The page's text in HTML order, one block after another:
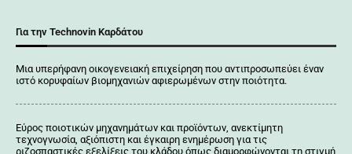
Για την Technovin Καρδάτου
Μια υπερήφανη οικογενειακή επιχείρηση που αντιπροσωπεύει έναν
ιστό κορυφαίων βιομηχανιών αφιερωμένων στην ποιότητα.
Εύρος ποιοτικών μηχανημάτων και προϊόντων, ανεκτίμητη
τεχνογνωσία, αξιόπιστη και έγκαιρη ενημέρωση για τις
ριζοσπαστικές εξελίξεις του κλάδου όπως διαμορφώνονται τη στιγμή